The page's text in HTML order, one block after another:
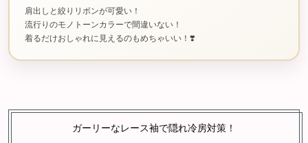
肩出しと絞りリボンが可愛い！
流行りのモノトーンカラーで間違いない！
着るだけおしゃれに見えるのもめちゃいい！❣️
ガーリーなレース袖で隠れ冷房対策！